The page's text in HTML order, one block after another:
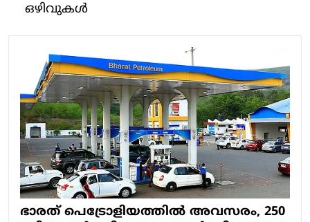
ഒഴിവുകൾ
ഭാരത് പെട്രോളിയത്തിൽ അവസരം, 250